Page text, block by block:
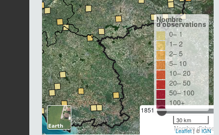
1851
Nombre
Nombre
d'observations
0– 1
1– 2
2– 5
5– 10
10– 20
20– 50
50– 100
100+
30 km
Leaflet| ©IGN